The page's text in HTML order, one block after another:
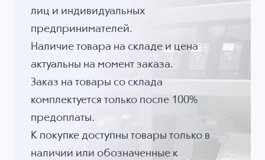
лиц и индивидуальных
предпринимателей.
Наличие товара на складе и цена
актуальны на момент заказа.
Заказ на товары со склада
комплектуется только после 100%
предоплаты.
К покупке доступны товары только в
наличии или обозначенные к